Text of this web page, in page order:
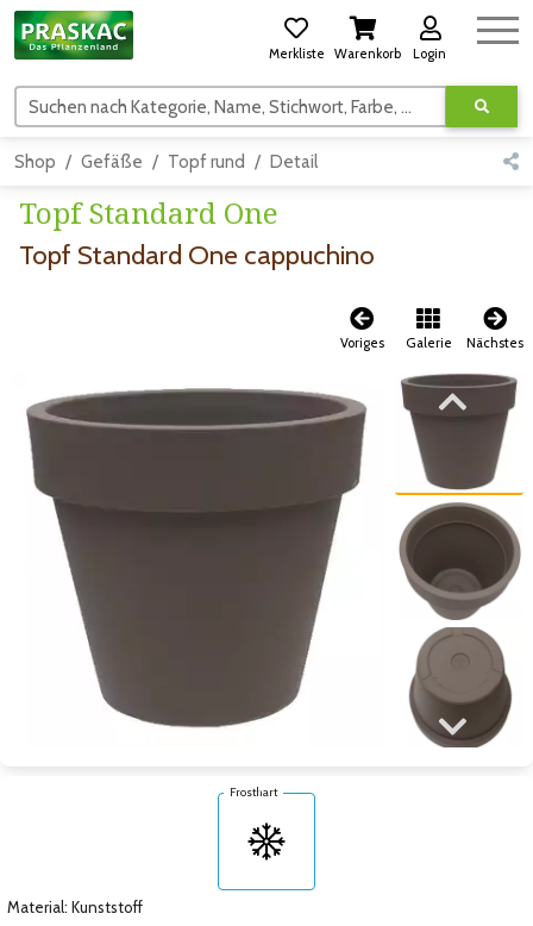
Merkliste Warenkorb Login
Suchen nach Kategorie, Name, Stichwort, Farbe, usw.
Shop Gefäße Topf rund Detail
Topf Standard One
Topf Standard One cappuchino
Voriges Galerie Nächstes
Zum vorigen Bild Zum nächsten Bild
Zum vorigen Bild
Zum nächsten Bild
Frosthart
Material: Kunststoff